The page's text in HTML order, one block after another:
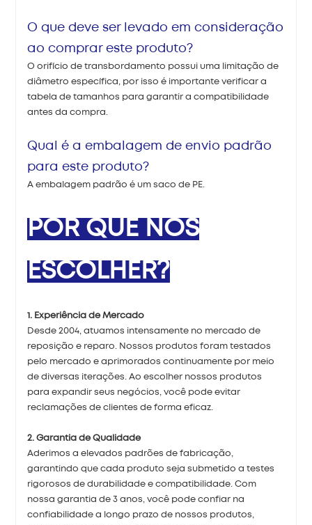
O que deve ser levado em consideração
ao comprar este produto?
O orifício de transbordamento possui uma limitação de
diâmetro específica, por isso é importante verificar a
tabela de tamanhos para garantir a compatibilidade
antes da compra.
Qual é a embalagem de envio padrão
para este produto?
A embalagem padrão é um saco de PE.
POR QUE NOS
ESCOLHER?
1. Experiência de Mercado
Desde 2004, atuamos intensamente no mercado de
reposição e reparo. Nossos produtos foram testados
pelo mercado e aprimorados continuamente por meio
de diversas iterações. Ao escolher nossos produtos
para expandir seus negócios, você pode evitar
reclamações de clientes de forma eficaz.
2. Garantia de Qualidade
Aderimos a elevados padrões de fabricação,
garantindo que cada produto seja submetido a testes
rigorosos de durabilidade e compatibilidade. Com
nossa garantia de 3 anos, você pode confiar na
confiabilidade a longo prazo de nossos produtos,